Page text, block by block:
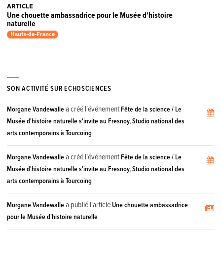
ARTICLE
Une chouette ambassadrice pour le Musée d'histoire
naturelle
Hauts-de-France
SON ACTIVITÉ SUR ECHOSCIENCES
Morgane Vandewallea créé l'événementFête de la science / Le
Musée d'histoire naturelle s'invite au Fresnoy, Studio national des
arts contemporains à Tourcoing
Morgane Vandewallea créé l'événementFête de la science / Le
Musée d'histoire naturelle s'invite au Fresnoy, Studio national des
arts contemporains à Tourcoing
Morgane Vandewallea publié l'articleUne chouette ambassadrice
pour le Musée d'histoire naturelle